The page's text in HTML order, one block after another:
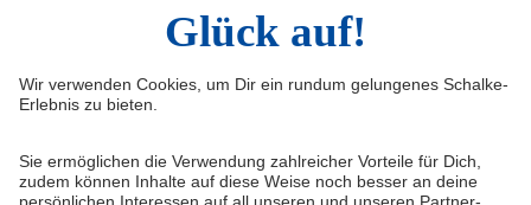
Service & Kontakt
Erklärung zur Barrierefreiheit
Medienportal
Tickets
VELTINS-Arena
Knappenschmiede